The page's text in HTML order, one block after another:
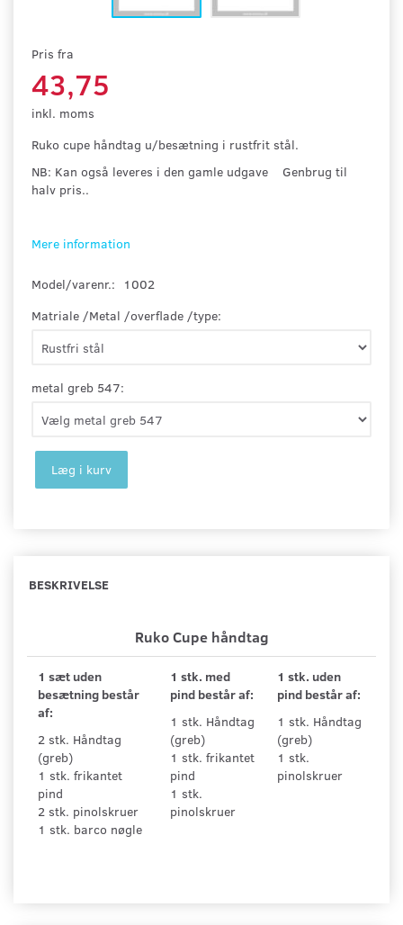
Pris fra
43,75
inkl. moms
Ruko cupe håndtag u/besætning i rustfrit stål.
NB: Kan også leveres i den gamle udgave Genbrug til
halv pris..
Mere information
Model/varenr.:
1002
Matriale /Metal /overflade /type:
metal greb 547:
Læg i kurv
BESKRIVELSE
Ruko Cupe håndtag
1 sæt uden
besætning består
af:
2 stk. Håndtag
(greb)
1 stk. frikantet
pind
2 stk. pinolskruer
1 stk. barco nøgle
1 stk. med
pind består af:
1 stk. Håndtag
(greb)
1 stk. frikantet
pind
1 stk.
pinolskruer
1 stk. uden
pind består af:
1 stk. Håndtag
(greb)
1 stk.
pinolskruer